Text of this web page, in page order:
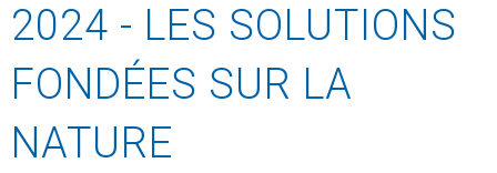
2024 - LES SOLUTIONS
FONDÉES SUR LA
NATURE